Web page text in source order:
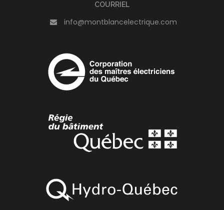
COURRIEL
info@montblancelectrique.com